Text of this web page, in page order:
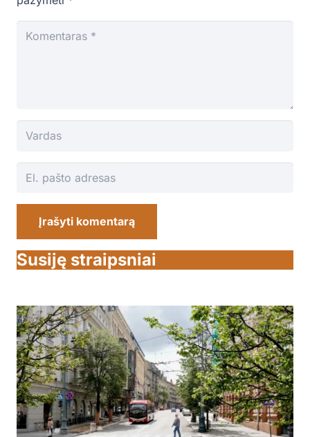
Įrašyti komentarą
Susiję straipsniai